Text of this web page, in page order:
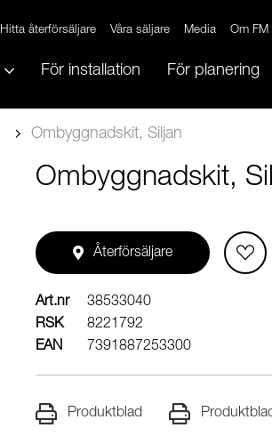
Hitta återförsäljare Våra säljare Media Om FM
För installation För planering
Ombyggnadskit, Siljan
Ombyggnadskit,
Återförsäljare
Art.nr
38533040
RSK
8221792
EAN
7391887253300
Produktblad